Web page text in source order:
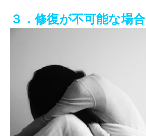
３．修復が不可能な場合